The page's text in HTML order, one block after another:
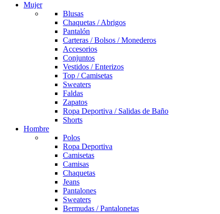
Mujer
Blusas
Chaquetas / Abrigos
Pantalón
Carteras / Bolsos / Monederos
Accesorios
Conjuntos
Vestidos / Enterizos
Top / Camisetas
Sweaters
Faldas
Zapatos
Ropa Deportiva / Salidas de Baño
Shorts
Hombre
Polos
Ropa Deportiva
Camisetas
Camisas
Chaquetas
Jeans
Pantalones
Sweaters
Bermudas / Pantalonetas